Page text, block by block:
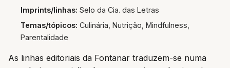
Imprints/linhas: Selo da Cia. das Letras
Temas/tópicos: Culinária, Nutrição, Mindfulness,
Parentalidade
As linhas editoriais da Fontanar traduzem-se numa